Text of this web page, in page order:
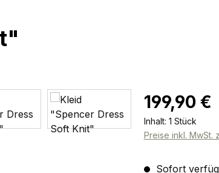
Regulärer Preis:
199,90 €
Inhalt: 1 Stück
Preise inkl. MwSt.
Sofort